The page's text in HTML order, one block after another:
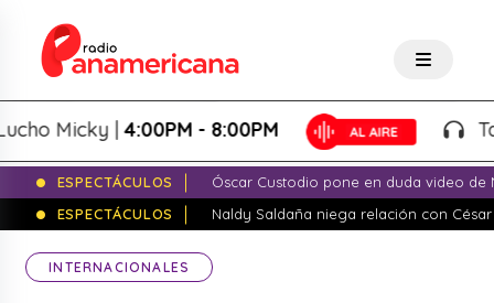
Micky |4:00PM - 8:00PM
ESPECTÁCULOS
Óscar Custodio pone en duda video de
ESPECTÁCULOS
Naldy Saldaña niega relación con
INTERNACIONALES